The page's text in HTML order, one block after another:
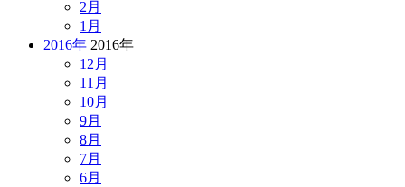
2月
1月
2016年 2016年
12月
11月
10月
9月
8月
7月
6月